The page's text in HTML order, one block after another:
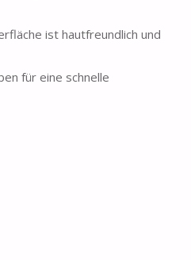
ist hautfreundlich und
für eine schnelle